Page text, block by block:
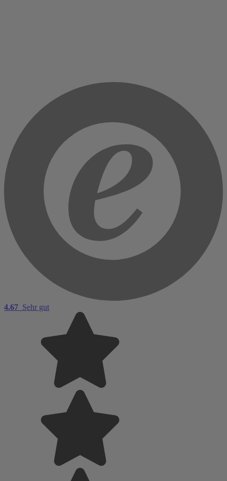
4.67 Sehr gut